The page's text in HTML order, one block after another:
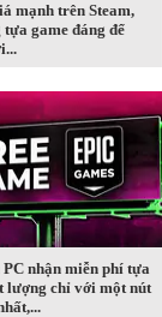
mạnh trên Steam,
game đáng để
PC nhận miễn phí tựa
lượng chỉ với một nút